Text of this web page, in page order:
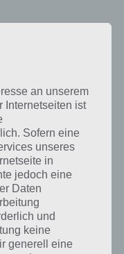
30.6.2019
zu Namibia im Juni
an unserem
Internetseiten ist
Sofern eine
unseres
in
jedoch eine
Daten
und
keine
generell eine